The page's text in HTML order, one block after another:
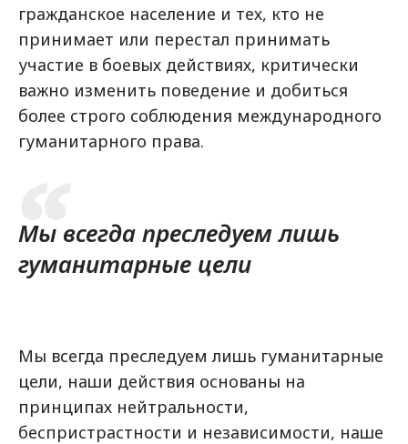
гражданское население и тех, кто не
принимает или перестал принимать
участие в боевых действиях, критически
важно изменить поведение и добиться
более строго соблюдения международного
гуманитарного права.
Мы всегда преследуем лишь
гуманитарные цели
Мы всегда преследуем лишь гуманитарные
цели, наши действия основаны на
принципах нейтральности,
беспристрастности и независимости, наше